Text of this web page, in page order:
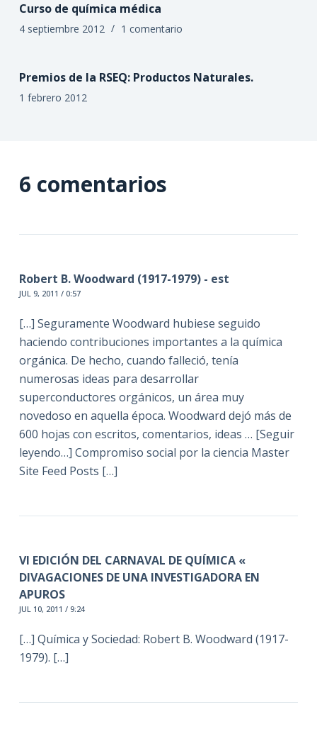
Curso de química médica
4 septiembre 2012 1 comentario
Premios de la RSEQ: Productos Naturales.
1 febrero 2012
6 comentarios
Robert B. Woodward (1917-1979) - est
JUL 9, 2011 / 0:57
[…] Seguramente Woodward hubiese seguido
haciendo contribuciones importantes a la química
orgánica. De hecho, cuando falleció, tenía
numerosas ideas para desarrollar
superconductores orgánicos, un área muy
novedoso en aquella época. Woodward dejó más de
600 hojas con escritos, comentarios, ideas … [Seguir
leyendo…] Compromiso social por la ciencia Master
Site Feed Posts […]
VI EDICIÓN DEL CARNAVAL DE QUÍMICA «
DIVAGACIONES DE UNA INVESTIGADORA EN
APUROS
JUL 10, 2011 / 9:24
[…] Química y Sociedad: Robert B. Woodward (1917-
1979). […]